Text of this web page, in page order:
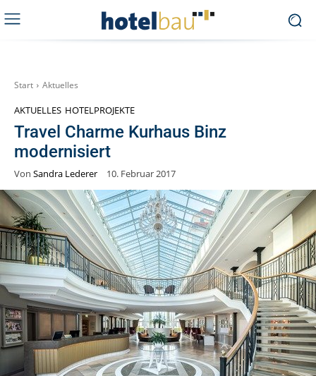
Start Aktuelles
AKTUELLES HOTELPROJEKTE
Travel Charme Kurhaus Binz
modernisiert
Von Sandra Lederer 10. Februar 2017